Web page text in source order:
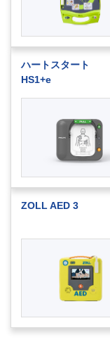
ハートスタート
HS1+e
ZOLL AED 3